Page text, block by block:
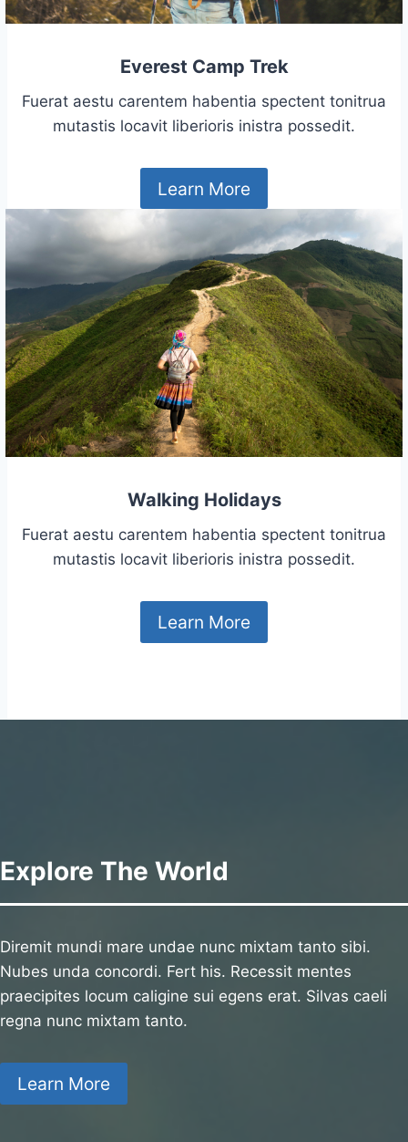
Everest Camp Trek
Fuerat aestu carentem habentia spectent tonitrua
mutastis locavit liberioris inistra possedit.
Learn More
Walking Holidays
Fuerat aestu carentem habentia spectent tonitrua
mutastis locavit liberioris inistra possedit.
Learn More
Explore The World
Diremit mundi mare undae nunc mixtam tanto sibi.
Nubes unda concordi. Fert his. Recessit mentes
praecipites locum caligine sui egens erat. Silvas caeli
regna nunc mixtam tanto.
Learn More